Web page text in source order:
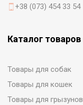
+38 (073) 454 33 54
Каталог товаров
Товары для собак
Товары для кошек
Товары для грызунов